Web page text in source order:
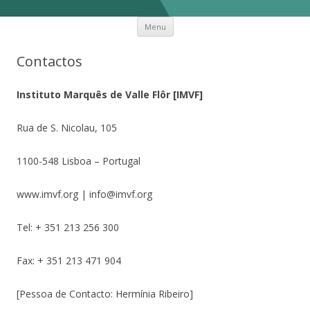
Desafios do desenvolvimento Cabo
Menu Skip to content
Contactos
Instituto Marquês de Valle Flôr [IMVF]
Rua de S. Nicolau, 105
1100-548 Lisboa – Portugal
www.imvf.org | info@imvf.org
Tel: + 351 213 256 300
Fax: + 351 213 471 904
[Pessoa de Contacto: Hermínia Ribeiro]